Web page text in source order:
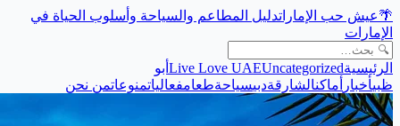
🌴عيش حب الإماراتدليل المطاعم والسياحة وأسلوب الحياة في
الإمارات
الرئيسية Live Love UAEUncategorized
أبو
ظبيأخبار أماكنالشارقةدبيسياحةطعامفعالياتمنوعاتمن نحن